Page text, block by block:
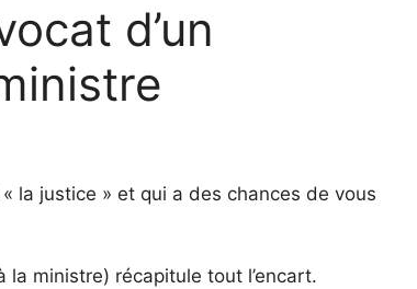
d’un
la justice » et qui a des chances de vous
la ministre) récapitule tout l’encart.